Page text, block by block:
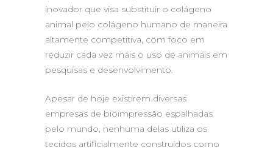
inovador que visa substituir o colágeno
animal pelo colágeno humano de maneira
altamente competitiva, com foco em
reduzir cada vez mais o uso de animais em
pesquisas e desenvolvimento.
Apesar de hoje existirem diversas
empresas de bioimpressão espalhadas
pelo mundo, nenhuma delas utiliza os
tecidos artificialmente construídos como